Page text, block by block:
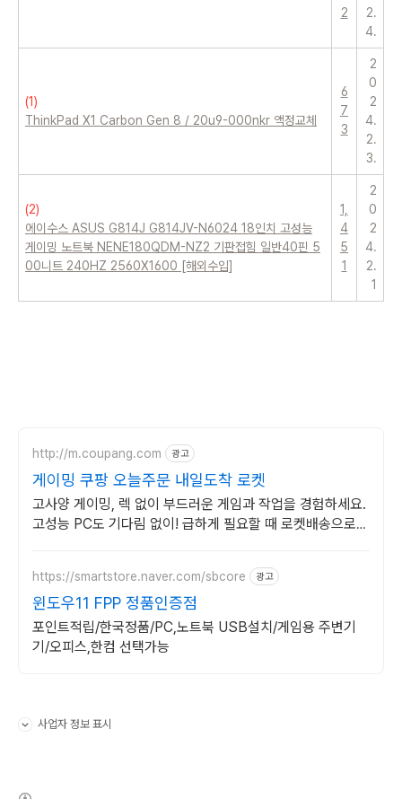
2
2.
4.
(1)
ThinkPad X1 Carbon Gen 8 / 20u9-000nkr 액정교체
6
7
3
2
0
2
4.
2.
3.
(2)
에이수스 ASUS G814J G814JV-N6024 18인치 고성능
게이밍 노트북 NENE180QDM-NZ2 기판접힘 일반40핀 5
00니트 240HZ 2560X1600 [해외수입]
1,
4
5
1
2
0
2
4.
2.
1
http://m.coupang.com 광고
게이밍 쿠팡 오늘주문 내일도착 로켓
고사양 게이밍, 렉 없이 부드러운 게임과 작업을 경험하세요.
고성능 PC도 기다림 없이! 급하게 필요할 때 로켓배송으로
https://smartstore.naver.com/sbcore 광고
윈도우11 FPP 정품인증점
포인트적립/한국정품/PC,노트북 USB설치/게임용 주변기
기/오피스,한컴 선택가능
사업자 정보 표시